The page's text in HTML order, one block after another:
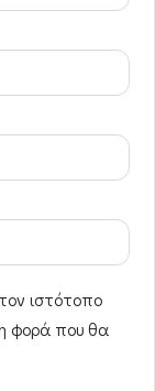
ιστότοπο
φορά που θα